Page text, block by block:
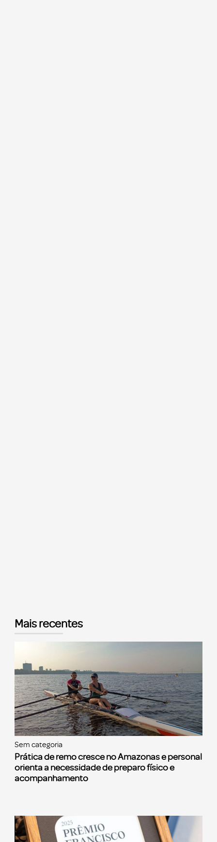
Mais recentes
Sem categoria
Prática de remo cresce no Amazonas e personal
orienta a necessidade de preparo físico e
acompanhamento